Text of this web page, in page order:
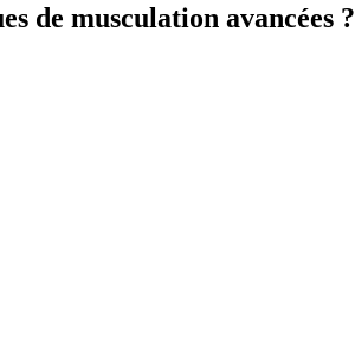
de musculation avancées ?